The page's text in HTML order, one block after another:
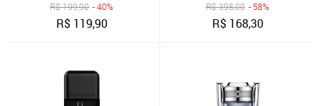
R$199,90 - 40%
R$ 119,90
R$398,00 - 58%
R$ 168,30